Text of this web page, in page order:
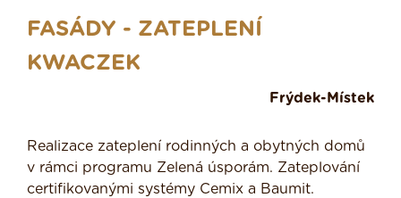
FASÁDY - ZATEPLENÍ
KWACZEK
Frýdek-Místek
Realizace zateplení rodinných a obytných domů
v rámci programu Zelená úsporám. Zateplování
certifikovanými systémy Cemix a Baumit.